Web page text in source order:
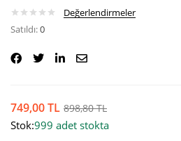
Değerlendirmeler
Satıldı:0
749,00TL 898,80TL
Stok:999 adet stokta